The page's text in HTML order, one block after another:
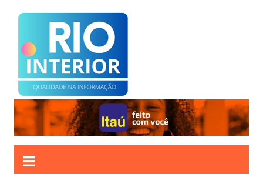
para
conteúdo